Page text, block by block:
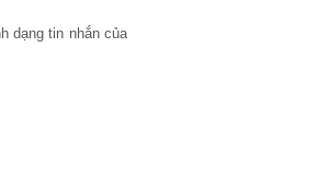
dạng tin nhắn của